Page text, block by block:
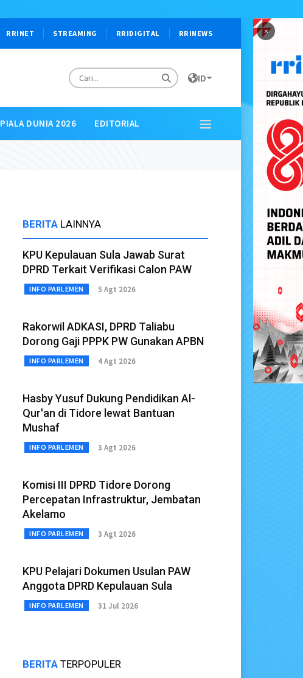
×
RRINET STREAMING RRIDIGITAL RRINEWS
ID
PIALA DUNIA 2026 EDITORIAL
BERITA LAINNYA
KPU Kepulauan Sula Jawab Surat
DPRD Terkait Verifikasi Calon PAW
INFO PARLEMEN 5 Agt 2026
Rakorwil ADKASI, DPRD Taliabu
Dorong Gaji PPPK PW Gunakan APBN
INFO PARLEMEN 4 Agt 2026
Hasby Yusuf Dukung Pendidikan Al-
Qur'an di Tidore lewat Bantuan
Mushaf
INFO PARLEMEN 3 Agt 2026
Komisi III DPRD Tidore Dorong
Percepatan Infrastruktur, Jembatan
Akelamo
INFO PARLEMEN 3 Agt 2026
KPU Pelajari Dokumen Usulan PAW
Anggota DPRD Kepulauan Sula
INFO PARLEMEN 31 Jul 2026
BERITA TERPOPULER